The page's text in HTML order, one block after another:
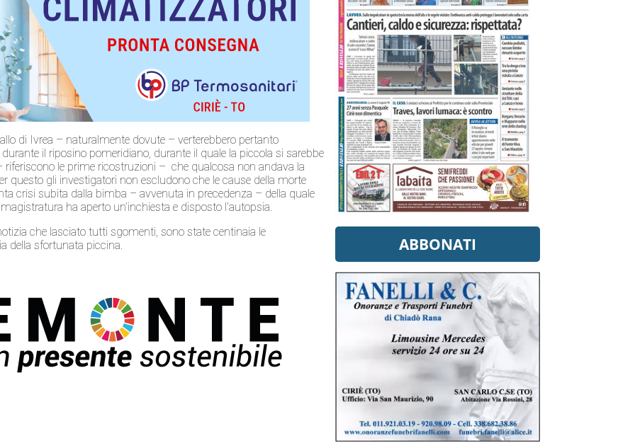
di Ivrea – naturalmente dovute – verterebbero pertanto
il riposino pomeridiano, durante il quale la piccola si sarebbe
le prime ricostruzioni – che qualcosa non andava la
questo gli investigatori non escludono che le cause della morte
crisi subita dalla bimba – avvenuta in precedenza – della quale
ha aperto un’inchiesta e disposto l’autopsia.
che lasciato tutti sgomenti, sono state centinaia le
della sfortunata piccina.
ABBONATI